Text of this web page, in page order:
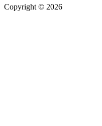
Copyright © 2026